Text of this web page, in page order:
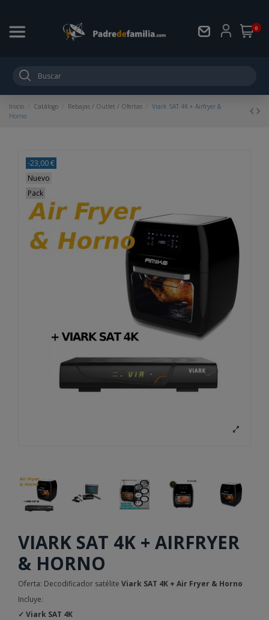
0
Inicio Catálogo Rebajas / Outlet / Ofertas
Viark SAT 4K + Airfryer &
Horno
-23,00 €
Nuevo
Pack
VIARK SAT 4K + AIRFRYER
& HORNO
Oferta: Decodificador satélite Viark SAT 4K + Air Fryer & Horno
Incluye:
✓ Viark SAT 4K